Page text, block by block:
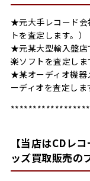
★元大手レコード会
トを査定します。）
★元某大型輸入盤店
楽ソフトを査定しま
★某オーディオ機器
ーディオを査定しま
【当店はCDレ
ッズ買取販売の